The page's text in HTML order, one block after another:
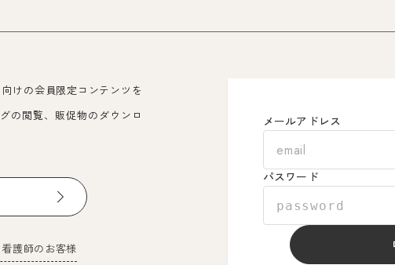
向けの会員限定コンテンツを
の閲覧、販促物のダウンロ
護師のお客様
メールアドレス
パスワード